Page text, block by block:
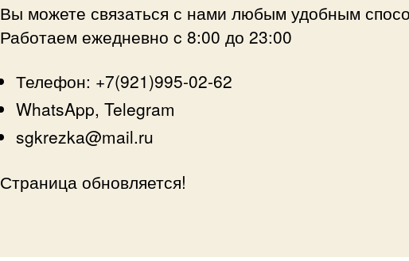
Вы можете связаться с нами любым удобным
Работаем ежедневно c 8:00 до 23:00
Телефон: +7(921)995-02-62
WhatsApp, Telegram
sgkrezka@mail.ru
Страница обновляется!